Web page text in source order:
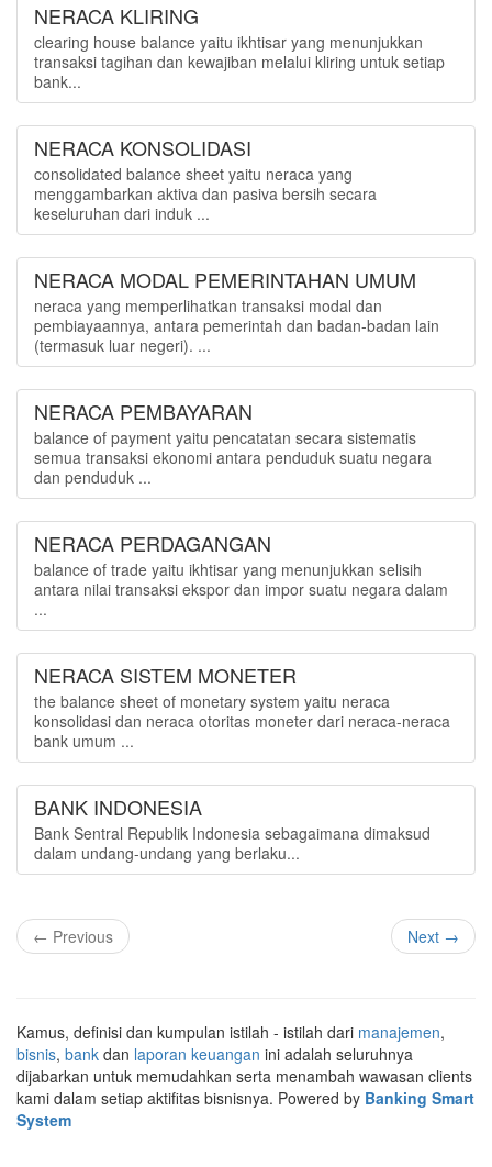
NERACA KLIRING
clearing house balance yaitu ikhtisar yang menunjukkan
transaksi tagihan dan kewajiban melalui kliring untuk setiap
bank...
NERACA KONSOLIDASI
consolidated balance sheet yaitu neraca yang
menggambarkan aktiva dan pasiva bersih secara
keseluruhan dari induk ...
NERACA MODAL PEMERINTAHAN UMUM
neraca yang memperlihatkan transaksi modal dan
pembiayaannya, antara pemerintah dan badan-badan lain
(termasuk luar negeri). ...
NERACA PEMBAYARAN
balance of payment yaitu pencatatan secara sistematis
semua transaksi ekonomi antara penduduk suatu negara
dan penduduk ...
NERACA PERDAGANGAN
balance of trade yaitu ikhtisar yang menunjukkan selisih
antara nilai transaksi ekspor dan impor suatu negara dalam
...
NERACA SISTEM MONETER
the balance sheet of monetary system yaitu neraca
konsolidasi dan neraca otoritas moneter dari neraca-neraca
bank umum ...
BANK INDONESIA
Bank Sentral Republik Indonesia sebagaimana dimaksud
dalam undang-undang yang berlaku...
← Previous Next →
Kamus, definisi dan kumpulan istilah - istilah dari manajemen,
bisnis, bank dan laporan keuangan ini adalah seluruhnya
dijabarkan untuk memudahkan serta menambah wawasan clients
kami dalam setiap aktifitas bisnisnya. Powered by Banking Smart
System